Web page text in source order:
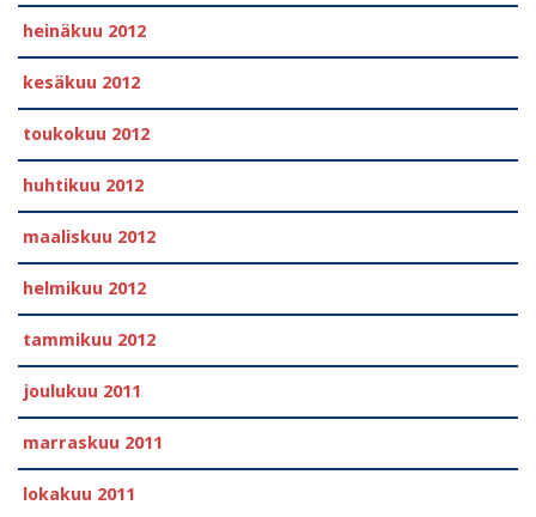
heinäkuu 2012
kesäkuu 2012
toukokuu 2012
huhtikuu 2012
maaliskuu 2012
helmikuu 2012
tammikuu 2012
joulukuu 2011
marraskuu 2011
lokakuu 2011